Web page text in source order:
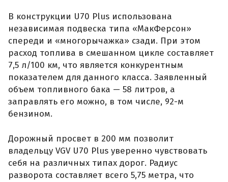
В конструкции U70 Plus использована
независимая подвеска типа «МакФерсон»
спереди и «многорычажка» сзади. При этом
расход топлива в смешанном цикле составляет
7,5 л/100 км, что является конкурентным
показателем для данного класса. Заявленный
объем топливного бака — 58 литров, а
заправлять его можно, в том числе, 92-м
бензином.
Дорожный просвет в 200 мм позволит
владельцу VGV U70 Plus уверенно чувствовать
себя на различных типах дорог. Радиус
разворота составляет всего 5,75 метра, что